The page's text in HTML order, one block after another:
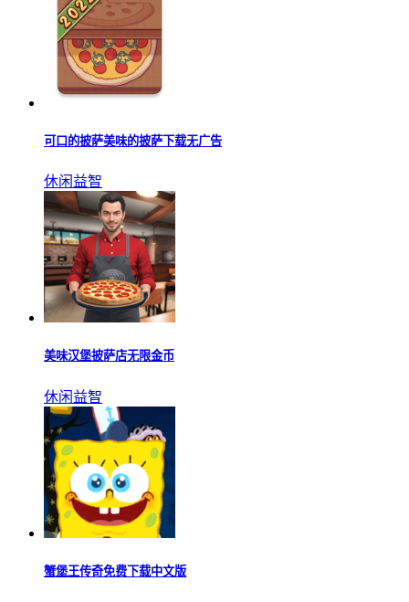
可口的披萨美味的披萨下载无广告
休闲益智
美味汉堡披萨店无限金币
休闲益智
蟹堡王传奇免费下载中文版